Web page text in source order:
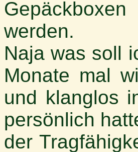
werden.
Naja was soll
Monate mal
und klanglos
persönlich
der